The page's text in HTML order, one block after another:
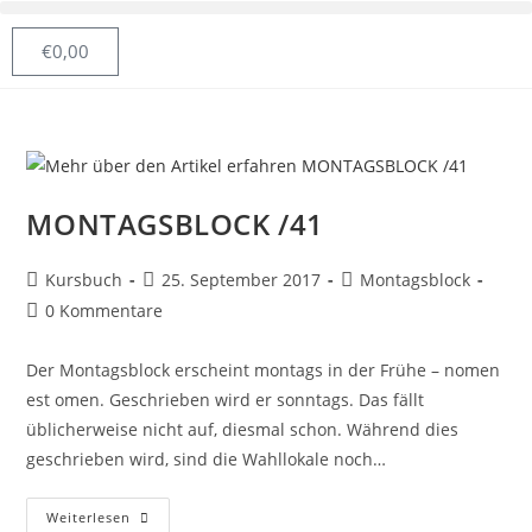
€0,00
MONTAGSBLOCK /41
Kursbuch 25. September 2017
Montagsblock
0 Kommentare
Der Montagsblock erscheint montags in der Frühe – nomen
est omen. Geschrieben wird er sonntags. Das fällt
üblicherweise nicht auf, diesmal schon. Während dies
geschrieben wird, sind die Wahllokale noch…
Weiterlesen